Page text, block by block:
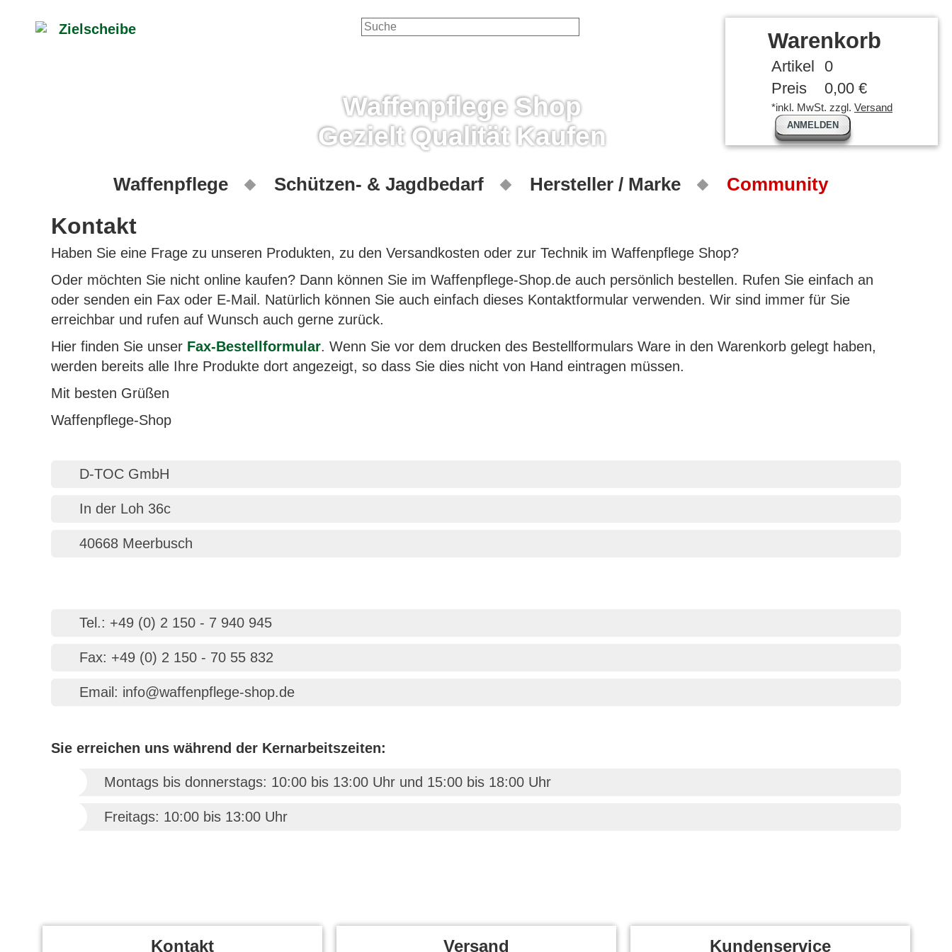
Waffenpflege Shop
Gezielt Qualität Kaufen
Warenkorb
Artikel 0
Preis
0,00 €
*inkl. MwSt. zzgl. Versand
ANMELDEN
Waffenpflege Schützen- & Jagdbedarf Hersteller / Marke Community
Kontakt
Haben Sie eine Frage zu unseren Produkten, zu den Versandkosten oder zur Technik im Waffenpflege Shop?
Oder möchten Sie nicht online kaufen? Dann können Sie im Waffenpflege-Shop.de auch persönlich bestellen. Rufen Sie einfach an
oder senden ein Fax oder E-Mail. Natürlich können Sie auch einfach dieses Kontaktformular verwenden. Wir sind immer für Sie
erreichbar und rufen auf Wunsch auch gerne zurück.
Hier finden Sie unser Fax-Bestellformular. Wenn Sie vor dem drucken des Bestellformulars Ware in den Warenkorb gelegt haben,
werden bereits alle Ihre Produkte dort angezeigt, so dass Sie dies nicht von Hand eintragen müssen.
Mit besten Grüßen
Waffenpflege-Shop
D-TOC GmbH
In der Loh 36c
40668 Meerbusch
Tel.: +49 (0) 2 150 - 7 940 945
Fax: +49 (0) 2 150 - 70 55 832
Email: info@waffenpflege-shop.de
Sie erreichen uns während der Kernarbeitszeiten:
Montags bis donnerstags: 10:00 bis 13:00 Uhr und 15:00 bis 18:00 Uhr
Freitags: 10:00 bis 13:00 Uhr
Kontakt Versand Kundenservice